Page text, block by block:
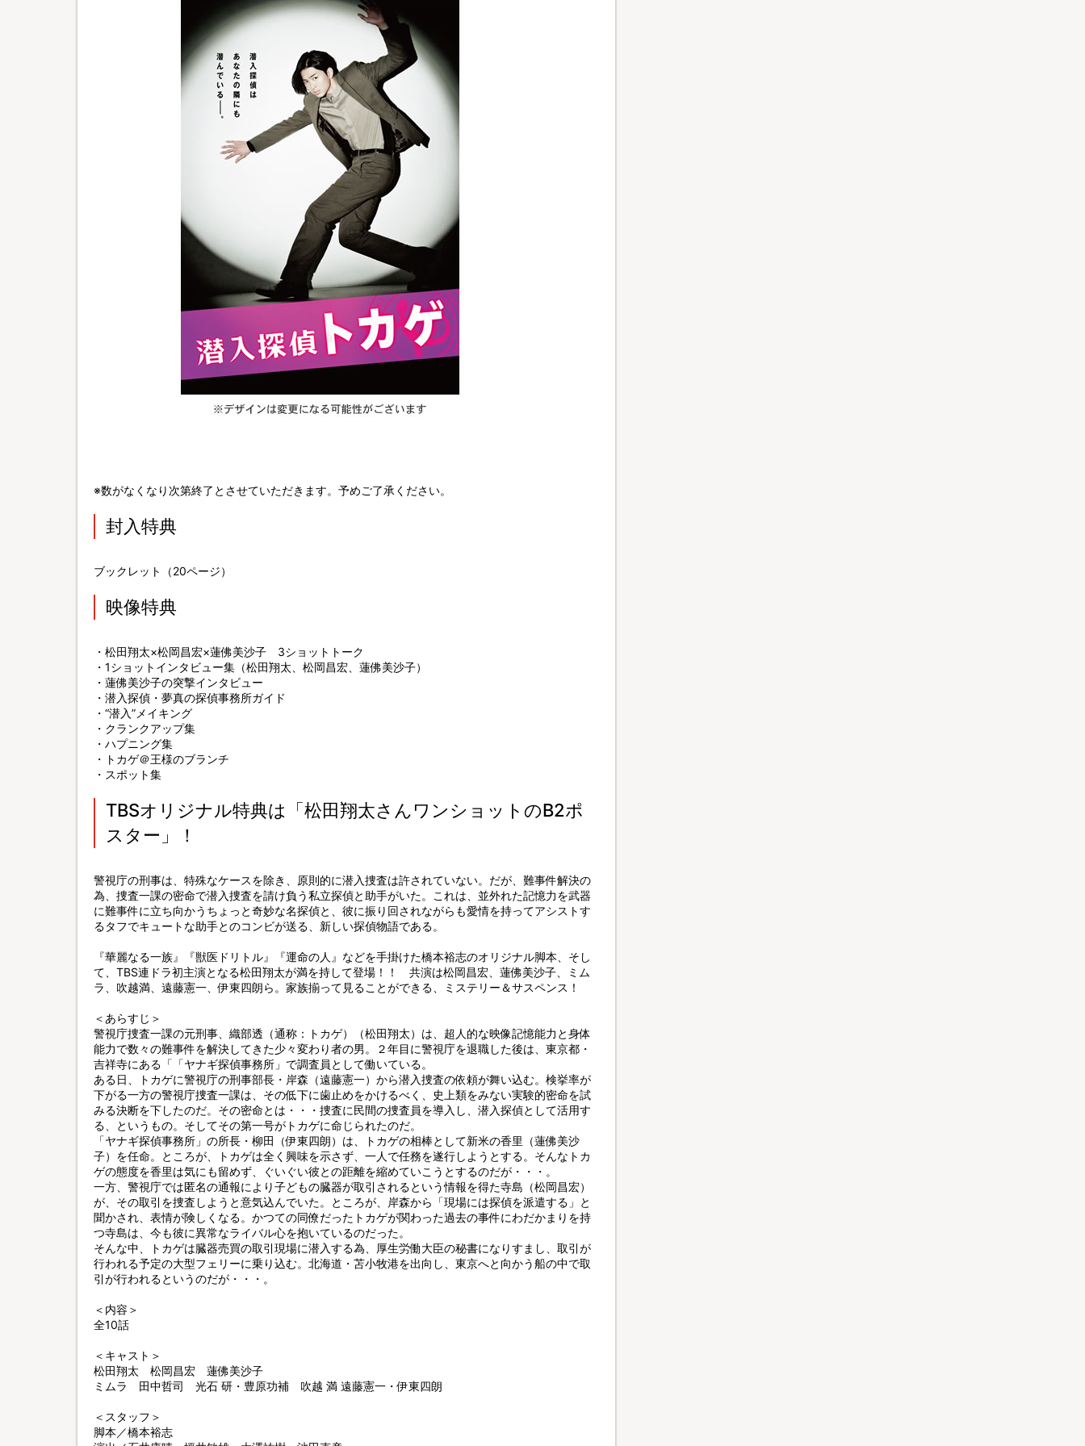
※数がなくなり次第終了とさせていただきます。予めご了承ください。
封入特典
ブックレット（20ページ）
映像特典
・松田翔太×松岡昌宏×蓮佛美沙子 3ショットトーク
・1ショットインタビュー集（松田翔太、松岡昌宏、蓮佛美沙子）
・蓮佛美沙子の突撃インタビュー
・潜入探偵・夢真の探偵事務所ガイド
・“潜入”メイキング
・クランクアップ集
・ハプニング集
・トカゲ＠王様のブランチ
・スポット集
TBSオリジナル特典は「松田翔太さんワンショットのB2ポ
スター」！
警視庁の刑事は、特殊なケースを除き、原則的に潜入捜査は許されていない。だが、難事件解決の
為、捜査一課の密命で潜入捜査を請け負う私立探偵と助手がいた。これは、並外れた記憶力を武器
に難事件に立ち向かうちょっと奇妙な名探偵と、彼に振り回されながらも愛情を持ってアシストす
るタフでキュートな助手とのコンビが送る、新しい探偵物語である。
『華麗なる一族』『獣医ドリトル』『運命の人』などを手掛けた橋本裕志のオリジナル脚本、そし
て、TBS連ドラ初主演となる松田翔太が満を持して登場！！ 共演は松岡昌宏、蓮佛美沙子、ミム
ラ、吹越満、遠藤憲一、伊東四朗ら。家族揃って見ることができる、ミステリー＆サスペンス！
＜あらすじ＞
警視庁捜査一課の元刑事、織部透（通称：トカゲ）（松田翔太）は、超人的な映像記憶能力と身体
能力で数々の難事件を解決してきた少々変わり者の男。２年目に警視庁を退職した後は、東京都・
吉祥寺にある「「ヤナギ探偵事務所」で調査員として働いている。
ある日、トカゲに警視庁の刑事部長・岸森（遠藤憲一）から潜入捜査の依頼が舞い込む。検挙率が
下がる一方の警視庁捜査一課は、その低下に歯止めをかけるべく、史上類をみない実験的密命を試
みる決断を下したのだ。その密命とは・・・捜査に民間の捜査員を導入し、潜入探偵として活用す
る、というもの。そしてその第一号がトカゲに命じられたのだ。
「ヤナギ探偵事務所」の所長・柳田（伊東四朗）は、トカゲの相棒として新米の香里（蓮佛美沙
子）を任命。ところが、トカゲは全く興味を示さず、一人で任務を遂行しようとする。そんなトカ
ゲの態度を香里は気にも留めず、ぐいぐい彼との距離を縮めていこうとするのだが・・・。
一方、警視庁では匿名の通報により子どもの臓器が取引されるという情報を得た寺島（松岡昌宏）
が、その取引を捜査しようと意気込んでいた。ところが、岸森から「現場には探偵を派遣する」と
聞かされ、表情が険しくなる。かつての同僚だったトカゲが関わった過去の事件にわだかまりを持
つ寺島は、今も彼に異常なライバル心を抱いているのだった。
そんな中、トカゲは臓器売買の取引現場に潜入する為、厚生労働大臣の秘書になりすまし、取引が
行われる予定の大型フェリーに乗り込む。北海道・苫小牧港を出向し、東京へと向かう船の中で取
引が行われるというのだが・・・。
＜内容＞
全10話
＜キャスト＞
松田翔太 松岡昌宏 蓮佛美沙子
ミムラ 田中哲司 光石 研・豊原功補 吹越 満 遠藤憲一・伊東四朗
＜スタッフ＞
脚本／橋本裕志